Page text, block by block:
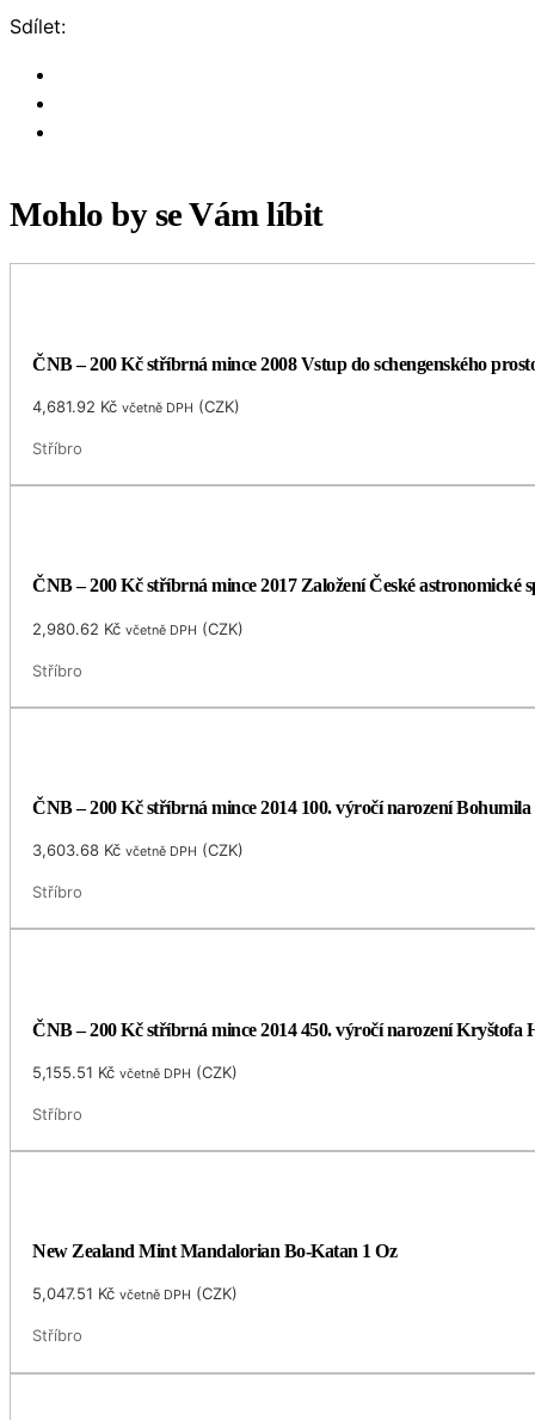
Sdílet:
Mohlo by se Vám líbit
ČNB – 200 Kč stříbrná mince 2008 Vstup do schengenského
4,681.92 Kč včetně DPH (CZK)
Stříbro
ČNB – 200 Kč stříbrná mince 2017 Založení České astronomické
2,980.62 Kč včetně DPH (CZK)
Stříbro
ČNB – 200 Kč stříbrná mince 2014 100. výročí narození
3,603.68 Kč včetně DPH (CZK)
Stříbro
ČNB – 200 Kč stříbrná mince 2014 450. výročí narození
5,155.51 Kč včetně DPH (CZK)
Stříbro
New Zealand Mint Mandalorian Bo-Katan 1 Oz
5,047.51 Kč včetně DPH (CZK)
Stříbro